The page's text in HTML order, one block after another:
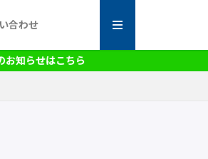
合わせ
らせはこちら